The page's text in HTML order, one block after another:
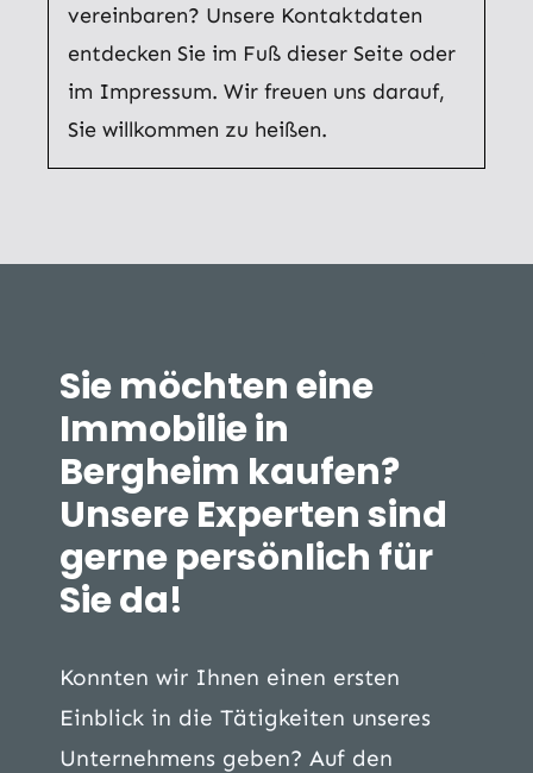
vereinbaren? Unsere Kontaktdaten
entdecken Sie im Fuß dieser Seite oder
im Impressum. Wir freuen uns darauf,
Sie willkommen zu heißen.
Sie möchten eine
Immobilie in
Bergheim kaufen?
Unsere Experten sind
gerne persönlich für
Sie da!
Konnten wir Ihnen einen ersten
Einblick in die Tätigkeiten unseres
Unternehmens geben? Auf den